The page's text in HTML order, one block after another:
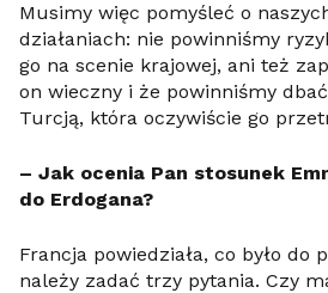
Musimy więc pomyśleć o
działaniach: nie powinniśmy
go na scenie krajowej, ani też
on wieczny i że powinniśmy
Turcją, która oczywiście go
– Jak ocenia Pan stosunek
do Erdogana?
Francja powiedziała, co było do
należy zadać trzy pytania. Czy